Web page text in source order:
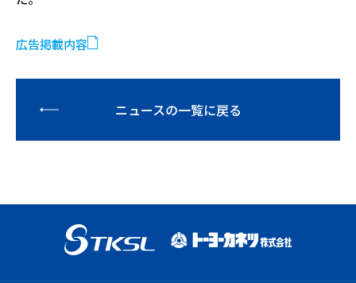
広告掲載内容
ニュースの一覧に戻る